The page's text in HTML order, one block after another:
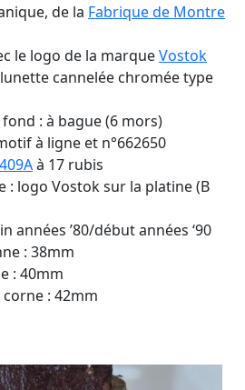
de la Fabrique de Montre
le logo de la marqueVostok
cannelée chromée type
: à bague (6 mors)
à ligne et n°662650
à 17 rubis
: logo Vostok sur la platine (B
années ’80/début années ‘90
: 38mm
: 40mm
: 42mm